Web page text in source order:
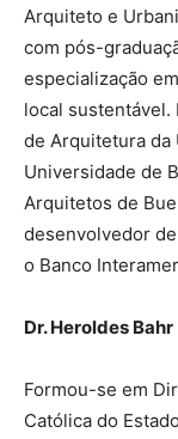
Arquiteto e
com pós-
especialização
local sustentável.
de Arquitetura da
Universidade de
Arquitetos de
desenvolvedor
o Banco
Dr. Heroldes Bahr
Formou-se em
Católica do